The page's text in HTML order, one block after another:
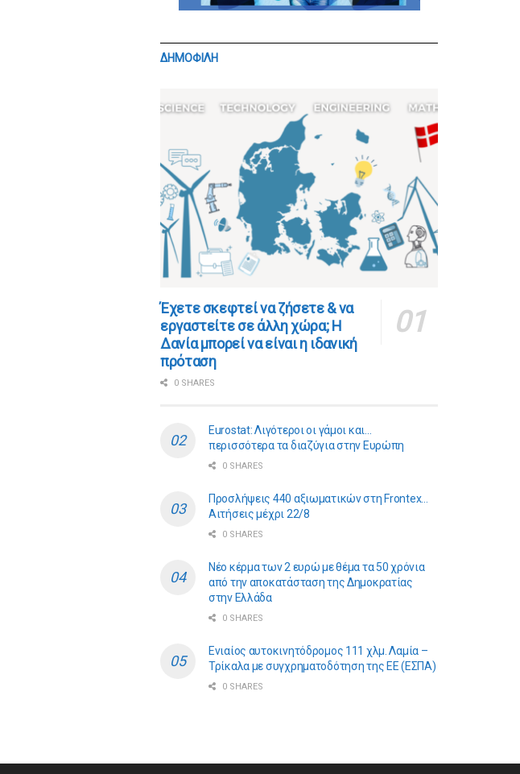
ΔΗΜΟΦΙΛΗ
​​Έχετε σκεφτεί να ζήσετε & να
εργαστείτε σε άλλη χώρα; Η
Δανία μπορεί να είναι η ιδανική
πρόταση
0 SHARES
Eurostat: Λιγότεροι οι γάμοι και…
περισσότερα τα διαζύγια στην Ευρώπη
0 SHARES
Προσλήψεις 440 αξιωματικών στη Frontex…
Αιτήσεις μέχρι 22/8
0 SHARES
Νέο κέρμα των 2 ευρώ με θέμα τα 50 χρόνια
από την αποκατάσταση της Δημοκρατίας
στην Ελλάδα
0 SHARES
Ενιαίος αυτοκινητόδρομος 111 χλμ. Λαμία –
Τρίκαλα με συγχρηματοδότηση της ΕE (ΕΣΠΑ)
0 SHARES